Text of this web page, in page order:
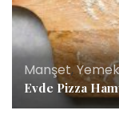
Manşet,
Evde Pizza